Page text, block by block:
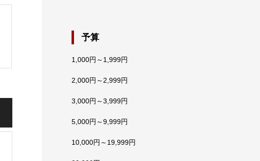
予算
1,000円～1,999円
2,000円～2,999円
3,000円～3,999円
5,000円～9,999円
10,000円～19,999円